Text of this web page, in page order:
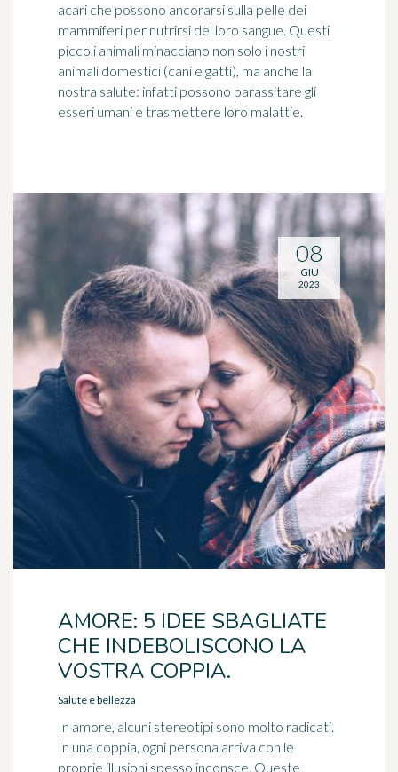
acari che possono ancorarsi sulla pelle dei
mammiferi per nutrirsi del loro sangue. Questi
piccoli animali minacciano non solo i nostri
animali domestici (cani e gatti), ma anche la
nostra salute: infatti possono parassitare gli
esseri umani e trasmettere loro malattie.
AMORE: 5 IDEE SBAGLIATE
CHE INDEBOLISCONO LA
VOSTRA COPPIA.
Salute e bellezza
In amore, alcuni stereotipi sono molto radicati.
In una coppia, ogni persona arriva con le
proprie illusioni spesso inconsce. Queste
08
GIU
2023